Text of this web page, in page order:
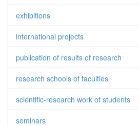
exhibitions
international projects
publication of results of research
research schools of faculties
scientific-research work of students
seminars